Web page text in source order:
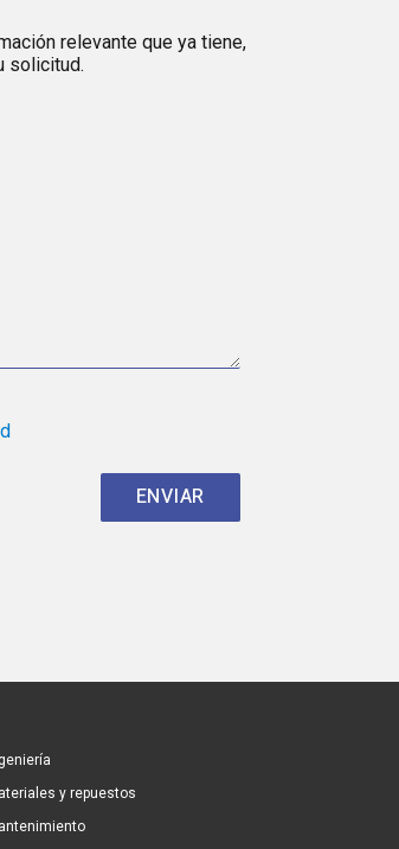
relevante que ya tiene,
solicitud.
y repuestos